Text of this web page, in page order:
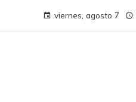
viernes, agosto 7